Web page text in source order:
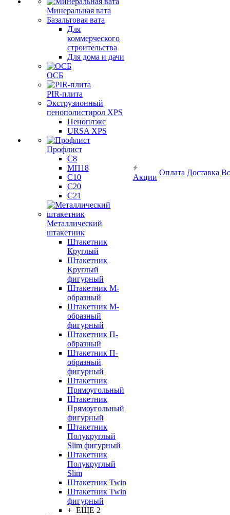
Минеральная вата
Базальтовая вата
Для
коммерческого
строительства
Для дома и дачи
ОСБ
PIR-плита
Экструзионный
пенополистирол XPS
Пеноплэкс
URSA XPS
Профлист
С8
МП18
С10
С20
С21
Металлический
штакетник
Штакетник
Круглый
Штакетник
Круглый
фигурный
Штакетник М-
образный
Штакетник М-
образный
фигурный
Штакетник П-
образный
Штакетник П-
образный
фигурный
Штакетник
Прямоугольный
Штакетник
Прямоугольный
фигурный
Штакетник
Полукруглый
Slim фигурный
Штакетник
Полукруглый
Slim
Штакетник Twin
Штакетник Twin
фигурный
+ ЕЩЕ 2
Акции
Оплата Доставка